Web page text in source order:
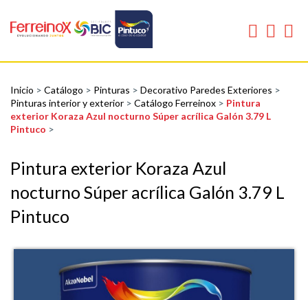
Inicio > Catálogo > Pinturas > Decorativo Paredes Exteriores >
Pinturas interior y exterior > Catálogo Ferreinox > Pintura
exterior Koraza Azul nocturno Súper acrílica Galón 3.79 L
Pintuco >
Pintura exterior Koraza Azul
nocturno Súper acrílica Galón 3.79 L
Pintuco